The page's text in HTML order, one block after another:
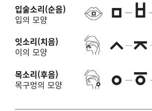
입술소리(순음)
입의 모양
잇소리(치음)
이의 모양
목소리(후음)
목구멍의 모양